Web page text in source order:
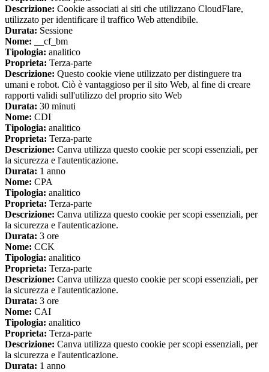
Descrizione: Cookie associati ai siti che utilizzano CloudFlare,
utilizzato per identificare il traffico Web attendibile.
Durata: Sessione
Nome: __cf_bm
Tipologia: analitico
Proprieta: Terza-parte
Descrizione: Questo cookie viene utilizzato per distinguere tra
umani e robot. Ciò è vantaggioso per il sito Web, al fine di creare
rapporti validi sull'utilizzo del proprio sito Web
Durata: 30 minuti
Nome: CDI
Tipologia: analitico
Proprieta: Terza-parte
Descrizione: Canva utilizza questo cookie per scopi essenziali, per
la sicurezza e l'autenticazione.
Durata: 1 anno
Nome: CPA
Tipologia: analitico
Proprieta: Terza-parte
Descrizione: Canva utilizza questo cookie per scopi essenziali, per
la sicurezza e l'autenticazione.
Durata: 3 ore
Nome: CCK
Tipologia: analitico
Proprieta: Terza-parte
Descrizione: Canva utilizza questo cookie per scopi essenziali, per
la sicurezza e l'autenticazione.
Durata: 3 ore
Nome: CAI
Tipologia: analitico
Proprieta: Terza-parte
Descrizione: Canva utilizza questo cookie per scopi essenziali, per
la sicurezza e l'autenticazione.
Durata: 1 anno